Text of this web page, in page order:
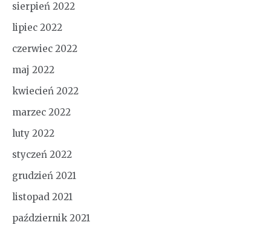
sierpień 2022
lipiec 2022
czerwiec 2022
maj 2022
kwiecień 2022
marzec 2022
luty 2022
styczeń 2022
grudzień 2021
listopad 2021
październik 2021